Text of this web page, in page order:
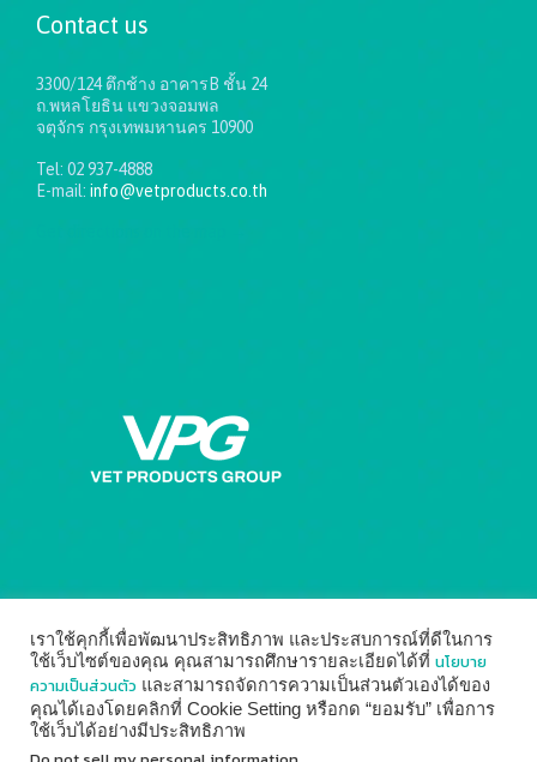
Contact us
3300/124 ตึกช้าง อาคารB ชั้น 24
ถ.พหลโยธิน แขวงจอมพล
จตุจักร กรุงเทพมหานคร 10900
Tel: 02 937-4888
E-mail: info@vetproducts.co.th
เราใช้คุกกี้เพื่อพัฒนาประสิทธิภาพ และประสบการณ์ที่ดีในการ
ใช้เว็บไซต์ของคุณ คุณสามารถศึกษารายละเอียดได้ที่ นโยบาย
ความเป็นส่วนตัว และสามารถจัดการความเป็นส่วนตัวเองได้ของ
คุณได้เองโดยคลิกที่ Cookie Setting หรือกด “ยอมรับ” เพื่อการ
ใช้เว็บได้อย่างมีประสิทธิภาพ